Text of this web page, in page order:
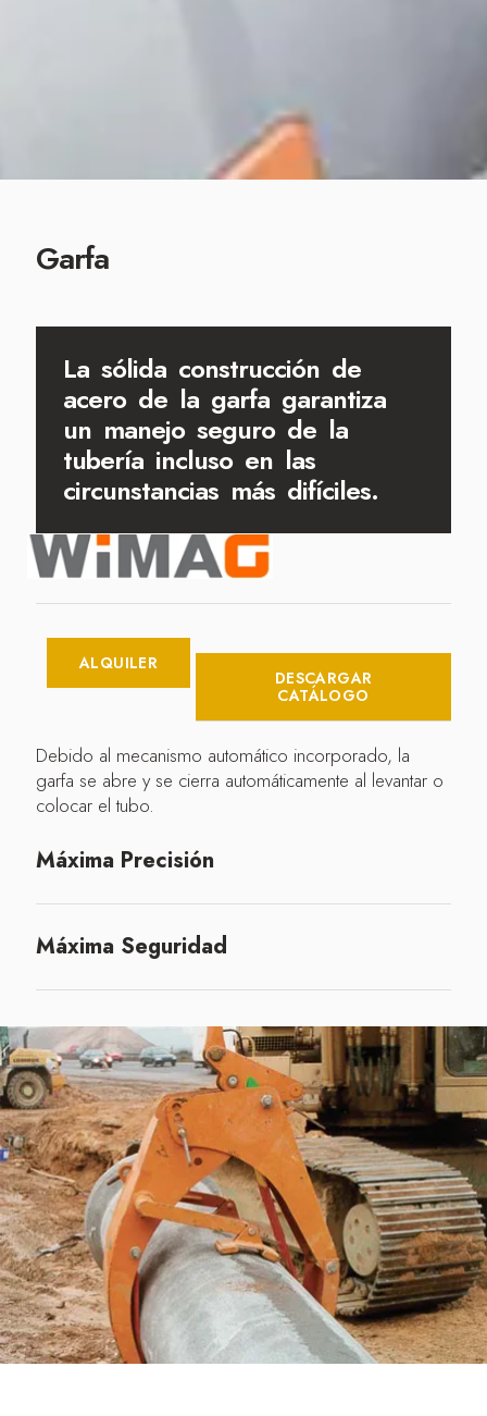
Garfa
La sólida construcción de
acero de la garfa garantiza
un manejo seguro de la
tubería incluso en las
circunstancias más difíciles.
ALQUILER
DESCARGAR
CATÁLOGO
Debido al mecanismo automático incorporado, la
garfa se abre y se cierra automáticamente al levantar o
colocar el tubo.
Máxima Precisión
Máxima Seguridad